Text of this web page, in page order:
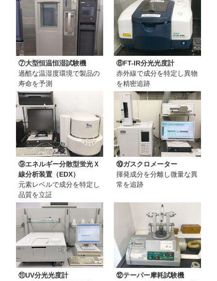
⑦大型恒温恒湿試験機
過酷な温湿度環境で製品の
寿命を予測
⑧FT-IR分光光度計
赤外線で成分を特定し異物
を精密追跡
⑨エネルギー分散型蛍光Ｘ
線分析装置（EDX）
元素レベルで成分を特定し
品質を立証
⑩ガスクロメーター
揮発成分を分離し微量な異
常を追跡
⑪UV分光光度計
⑫テーパー摩耗試験機